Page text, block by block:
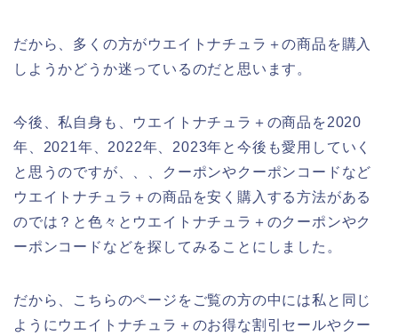
だから、多くの方がウエイトナチュラ＋の商品を購入
しようかどうか迷っているのだと思います。
今後、私自身も、ウエイトナチュラ＋の商品を2020
年、2021年、2022年、2023年と今後も愛用していく
と思うのですが、、、クーポンやクーポンコードなど
ウエイトナチュラ＋の商品を安く購入する方法がある
のでは？と色々とウエイトナチュラ＋のクーポンやク
ーポンコードなどを探してみることにしました。
だから、こちらのページをご覧の方の中には私と同じ
ようにウエイトナチュラ＋のお得な割引セールやクー